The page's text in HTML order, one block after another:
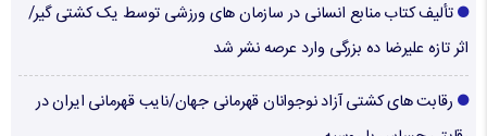
تألیف کتاب منابع انسانی در سازمان های ورزشی توسط یک کشتی گیر/
اثر تازه علیرضا ده بزرگی وارد عرصه نشر شد
رقابت های کشتی آزاد نوجوانان قهرمانی جهان/نایب قهرمانی ایران در